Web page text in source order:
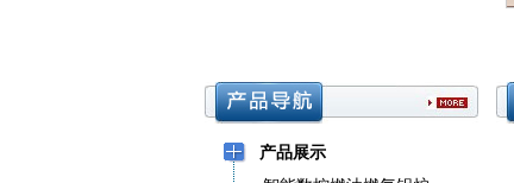
系统及备品备件。17006679111 所有产
品实行“三包”服务，深受用户好评，公
做好售后服务工作。 竭诚欢迎广大新老
产品展示